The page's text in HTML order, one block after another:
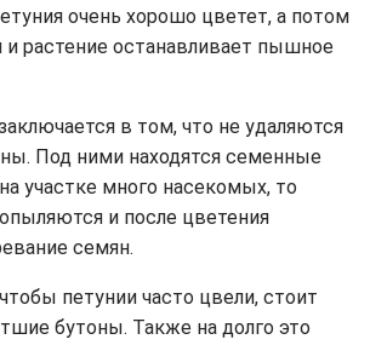
очень хорошо цветет, а потом
и растение останавливает пышное
в том, что не удаляются
Под ними находятся семенные
участке много насекомых, то
и после цветения
семян.
петунии часто цвели, стоит
бутоны. Также на долго это